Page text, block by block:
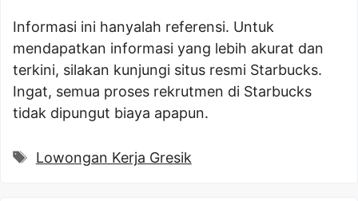
Informasi ini hanyalah referensi. Untuk
mendapatkan informasi yang lebih akurat dan
terkini, silakan kunjungi situs resmi Starbucks.
Ingat, semua proses rekrutmen di Starbucks
tidak dipungut biaya apapun.
Tags
Lowongan Kerja Gresik